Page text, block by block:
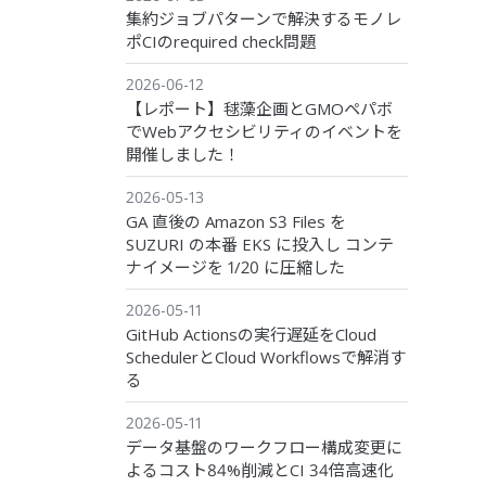
集約ジョブパターンで解決するモノレ
ポCIのrequired check問題
2026-06-12
【レポート】毬藻企画とGMOペパボ
でWebアクセシビリティのイベントを
開催しました！
2026-05-13
GA 直後の Amazon S3 Files を
SUZURI の本番 EKS に投入し コンテ
ナイメージを 1/20 に圧縮した
2026-05-11
GitHub Actionsの実行遅延をCloud
SchedulerとCloud Workflowsで解消す
る
2026-05-11
データ基盤のワークフロー構成変更に
よるコスト84%削減とCI 34倍高速化